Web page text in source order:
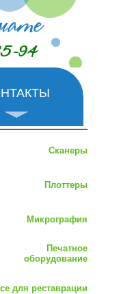
94
Сканеры
Плоттеры
Микрография
Печатное
оборудование
для реставрации